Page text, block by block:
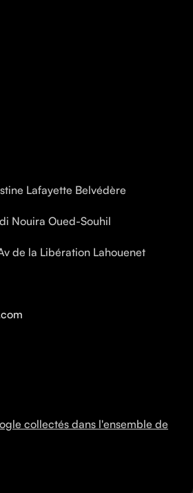
Lafayette Belvédère
Nouira Oued-Souhil
de la Libération Lahouenet
collectés dans l'ensemble de